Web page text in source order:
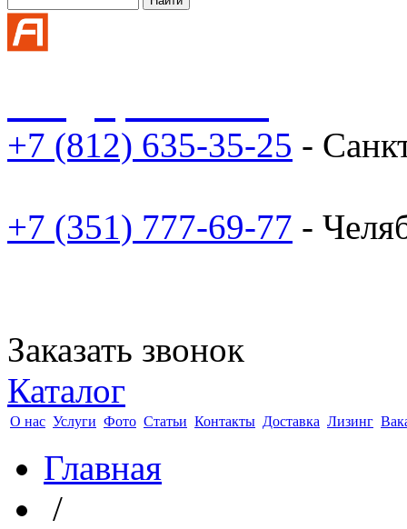
+7 (812) 635-35-25 -
+7 (351) 777-69-77 -
Заказать звонок
Каталог
О нас Услуги Фото Статьи Контакты Доставка Лизинг
Главная
/